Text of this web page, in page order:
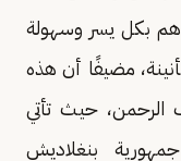
بكل يسر وسهولة
مضيفًا أن هذه
الرحمن، حيث تأتي
بنغلاديش